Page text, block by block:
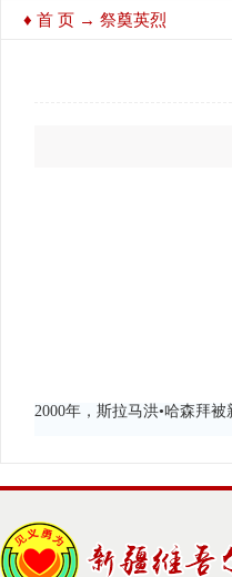
♦ 首 页 → 祭奠英烈
2000年，斯拉马洪•哈森拜